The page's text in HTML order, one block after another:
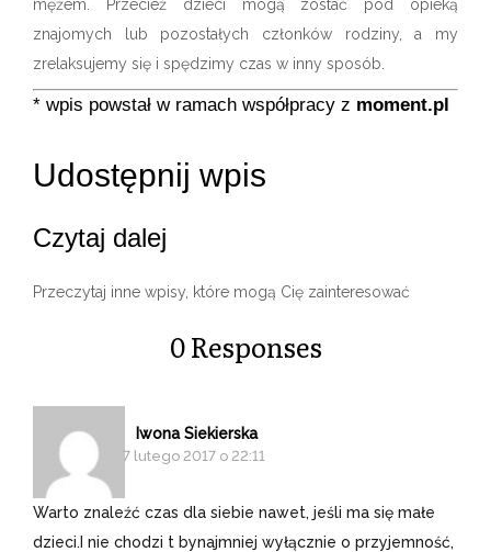
mężem. Przecież dzieci mogą zostać pod opieką
znajomych lub pozostałych członków rodziny, a my
zrelaksujemy się i spędzimy czas w inny sposób.
* wpis powstał w ramach współpracy z moment.pl
Udostępnij wpis
Czytaj dalej
Przeczytaj inne wpisy, które mogą Cię zainteresować
0 Responses
Iwona Siekierska
7 lutego 2017 o 22:11
Warto znaleźć czas dla siebie nawet, jeśli ma się małe
dzieci.I nie chodzi t bynajmniej wyłącznie o przyjemność,